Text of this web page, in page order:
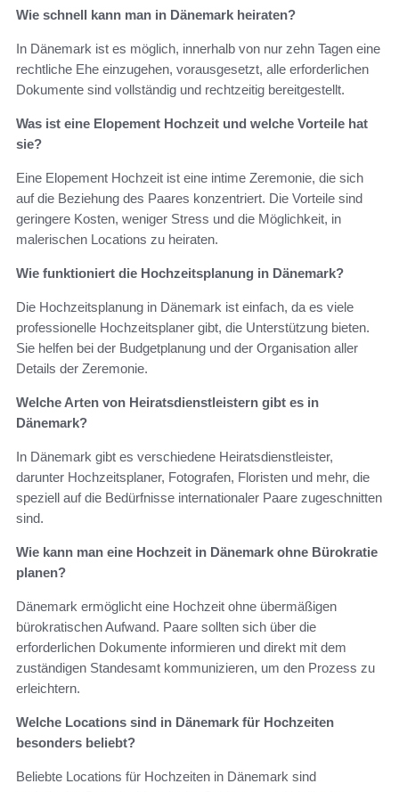
Wie schnell kann man in Dänemark heiraten?
In Dänemark ist es möglich, innerhalb von nur zehn Tagen eine
rechtliche Ehe einzugehen, vorausgesetzt, alle erforderlichen
Dokumente sind vollständig und rechtzeitig bereitgestellt.
Was ist eine Elopement Hochzeit und welche Vorteile hat
sie?
Eine Elopement Hochzeit ist eine intime Zeremonie, die sich
auf die Beziehung des Paares konzentriert. Die Vorteile sind
geringere Kosten, weniger Stress und die Möglichkeit, in
malerischen Locations zu heiraten.
Wie funktioniert die Hochzeitsplanung in Dänemark?
Die Hochzeitsplanung in Dänemark ist einfach, da es viele
professionelle Hochzeitsplaner gibt, die Unterstützung bieten.
Sie helfen bei der Budgetplanung und der Organisation aller
Details der Zeremonie.
Welche Arten von Heiratsdienstleistern gibt es in
Dänemark?
In Dänemark gibt es verschiedene Heiratsdienstleister,
darunter Hochzeitsplaner, Fotografen, Floristen und mehr, die
speziell auf die Bedürfnisse internationaler Paare zugeschnitten
sind.
Wie kann man eine Hochzeit in Dänemark ohne Bürokratie
planen?
Dänemark ermöglicht eine Hochzeit ohne übermäßigen
bürokratischen Aufwand. Paare sollten sich über die
erforderlichen Dokumente informieren und direkt mit dem
zuständigen Standesamt kommunizieren, um den Prozess zu
erleichtern.
Welche Locations sind in Dänemark für Hochzeiten
besonders beliebt?
Beliebte Locations für Hochzeiten in Dänemark sind